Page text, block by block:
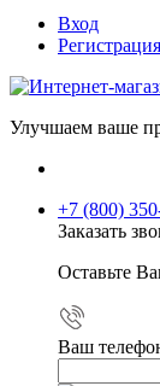
Вход
Регистрация
Улучшаем ваше
+7 (800)
Заказать
Оставьте
Ваш